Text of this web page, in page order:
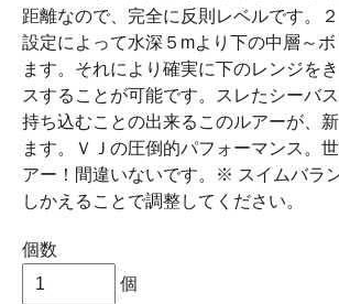
距離なので、完全に反則レベルです。
設定によって水深５mより下の中層～
ます。それにより確実に下のレンジを
スすることが可能です。スレたシーバ
持ち込むことの出来るこのルアーが、
ます。ＶＪの圧倒的パフォーマンス。
アー！間違いないです。※ スイムバラ
しかえることで調整してください。
個数
個